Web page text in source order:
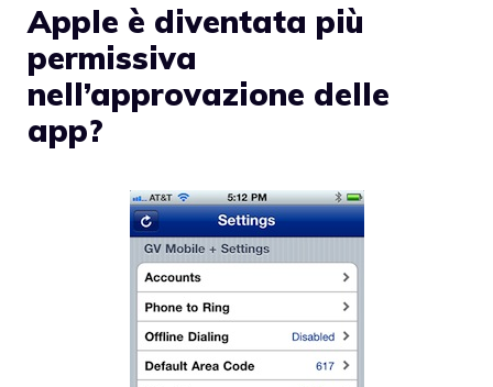
Apple è diventata più
permissiva
nell’approvazione delle
app?